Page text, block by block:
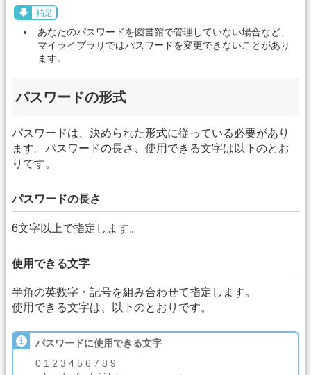
補足
あなたのパスワードを図書館で管理していない場合など、
マイライブラリではパスワードを変更できないことがあり
ます。
パスワードの形式
パスワードは、決められた形式に従っている必要があり
ます。パスワードの長さ、使用できる文字は以下のとお
りです。
パスワードの長さ
6文字以上で指定します。
使用できる文字
半角の英数字・記号を組み合わせて指定します。
使用できる文字は、以下のとおりです。
パスワードに使用できる文字
0 1 2 3 4 5 6 7 8 9